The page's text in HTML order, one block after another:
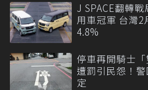
J SPACE翻轉
用車冠軍 台灣2
4.8%
停車再開騎士「
遭罰引民怨！
定